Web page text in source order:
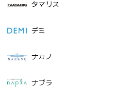
タマリス
デミ
ナカノ
ナプラ